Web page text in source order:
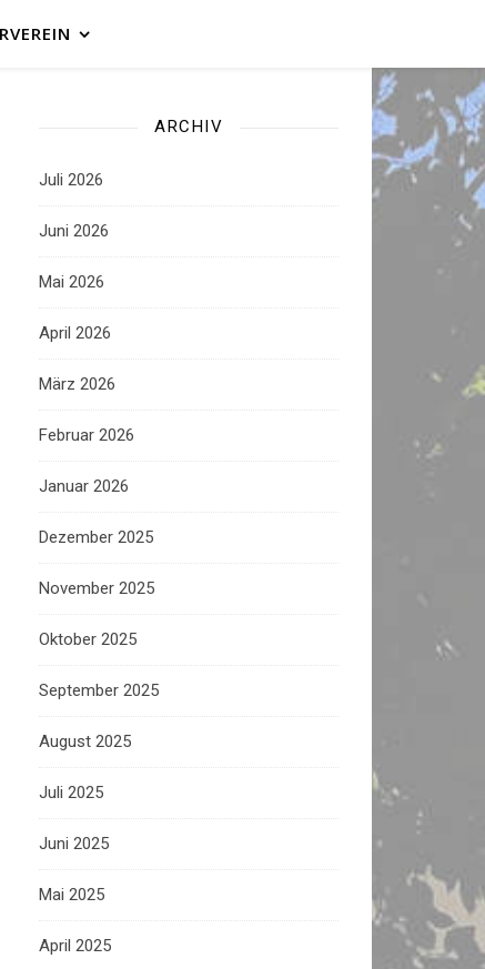
ARCHIV
Juli 2026
Juni 2026
Mai 2026
April 2026
März 2026
Februar 2026
Januar 2026
Dezember 2025
November 2025
Oktober 2025
September 2025
August 2025
Juli 2025
Juni 2025
Mai 2025
April 2025